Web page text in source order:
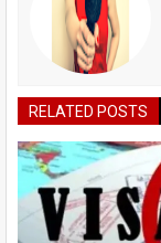
RELATED POSTS